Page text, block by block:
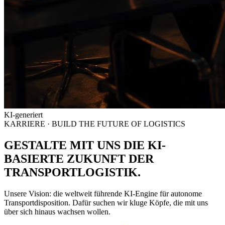
KI-generiert
KARRIERE · BUILD THE FUTURE OF LOGISTICS
GESTALTE MIT UNS DIE KI-
BASIERTE ZUKUNFT DER
TRANSPORTLOGISTIK.
Unsere Vision: die weltweit führende KI-Engine für autonome
Transportdisposition. Dafür suchen wir kluge Köpfe, die mit uns
über sich hinaus wachsen wollen.